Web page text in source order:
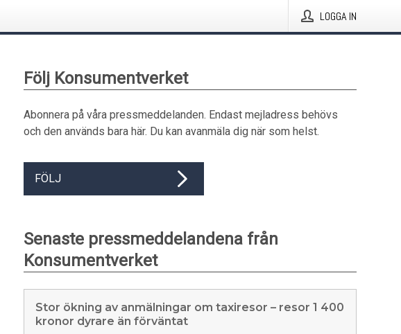
LOGGA IN
Följ Konsumentverket
Abonnera på våra pressmeddelanden. Endast mejladress behövs
och den används bara här. Du kan avanmäla dig när som helst.
FÖLJ
Senaste pressmeddelandena från
Konsumentverket
Stor ökning av anmälningar om taxiresor – resor 1 400
kronor dyrare än förväntat